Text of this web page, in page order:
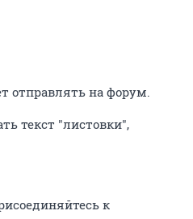
отправлять на форум.
текст "листовки",
к